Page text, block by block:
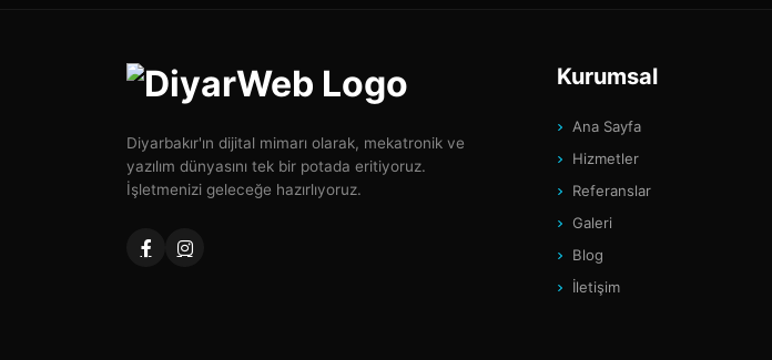
Diyarbakır'ın dijital mimarı olarak, mekatronik ve
yazılım dünyasını tek bir potada eritiyoruz.
İşletmenizi geleceğe hazırlıyoruz.
Kurumsal
Ana Sayfa
Hizmetler
Referanslar
Galeri
Blog
İletişim